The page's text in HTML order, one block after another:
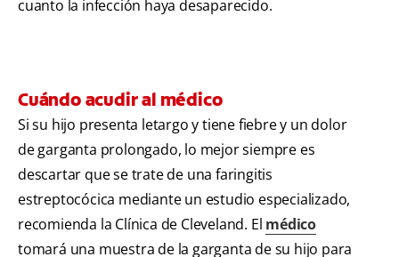
cuanto la infección haya desaparecido.
Cuándo acudir al médico
Si su hijo presenta letargo y tiene fiebre y un dolor
de garganta prolongado, lo mejor siempre es
descartar que se trate de una faringitis
estreptocócica mediante un estudio especializado,
recomienda la Clínica de Cleveland. El médico
tomará una muestra de la garganta de su hijo para